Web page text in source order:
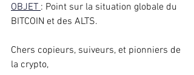
OBJET : Point sur la situation globale du
BITCOIN et des ALTS.
Chers copieurs, suiveurs, et pionniers de
la crypto,